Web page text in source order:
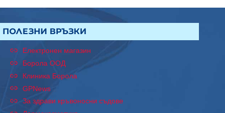
ПОЛЕЗНИ ВРЪЗКИ
Електронен магазин
Борола ООД
Клиника Борола
GPNews
За здрави кръвоносни съдове